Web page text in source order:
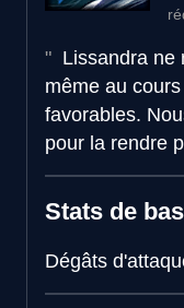
Lissandra ne
même au
favorables.
pour la rendre
Stats de
Dégâts